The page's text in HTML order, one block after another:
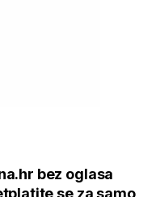
bez oglasa
se za samo